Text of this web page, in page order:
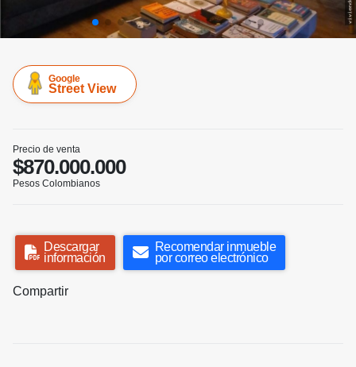
Google
Street View
Precio de venta
$870.000.000
Pesos Colombianos
Descargar
información
Recomendar inmueble
por correo electrónico
Compartir